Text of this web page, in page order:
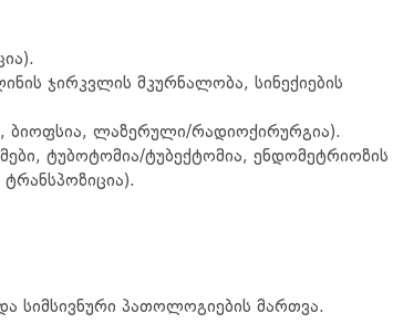
ჯირკვლის მკურნალობა, სინექიების
ბიოფსია, ლაზერული/რადიოქირურგია).
ტუბოტომია/ტუბექტომია, ენდომეტრიოზის
სიმსივნური პათოლოგიების მართვა.